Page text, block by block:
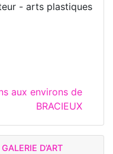
- arts plastiques
aux environs de
BRACIEUX
D’ART